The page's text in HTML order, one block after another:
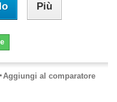
Più
Aggiungi al comparatore